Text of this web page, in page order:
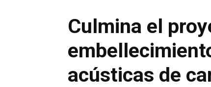
Culmina el
acústicas de